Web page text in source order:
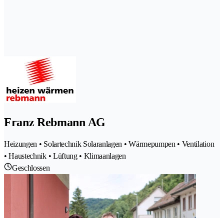
Franz Rebmann AG
Heizungen • Solartechnik Solaranlagen • Wärmepumpen • Ventilation
• Haustechnik • Lüftung • Klimaanlagen
Geschlossen